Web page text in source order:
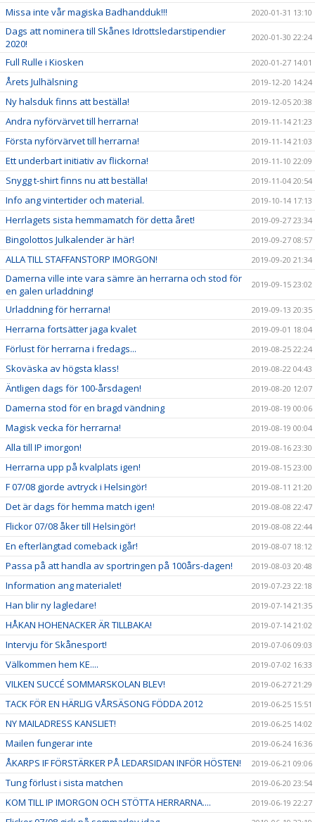
Missa inte vår magiska Badhandduk!!! 2020-01-31 13:10
Dags att nominera till Skånes Idrottsledarstipendier
2020!
2020-01-30 22:24
Full Rulle i Kiosken 2020-01-27 14:01
Årets Julhälsning 2019-12-20 14:24
Ny halsduk finns att beställa! 2019-12-05 20:38
Andra nyförvärvet till herrarna! 2019-11-14 21:23
Första nyförvärvet till herrarna! 2019-11-14 21:03
Ett underbart initiativ av flickorna! 2019-11-10 22:09
Snygg t-shirt finns nu att beställa! 2019-11-04 20:54
Info ang vintertider och material. 2019-10-14 17:13
Herrlagets sista hemmamatch för detta året! 2019-09-27 23:34
Bingolottos Julkalender är här! 2019-09-27 08:57
ALLA TILL STAFFANSTORP IMORGON! 2019-09-20 21:34
Damerna ville inte vara sämre än herrarna och stod för
en galen urladdning!
2019-09-15 23:02
Urladdning för herrarna! 2019-09-13 20:35
Herrarna fortsätter jaga kvalet 2019-09-01 18:04
Förlust för herrarna i fredags... 2019-08-25 22:24
Skoväska av högsta klass! 2019-08-22 04:43
Äntligen dags för 100-årsdagen! 2019-08-20 12:07
Damerna stod för en bragd vändning 2019-08-19 00:06
Magisk vecka för herrarna! 2019-08-19 00:04
Alla till IP imorgon! 2019-08-16 23:30
Herrarna upp på kvalplats igen! 2019-08-15 23:00
F 07/08 gjorde avtryck i Helsingör! 2019-08-11 21:20
Det är dags för hemma match igen! 2019-08-08 22:47
Flickor 07/08 åker till Helsingör! 2019-08-08 22:44
En efterlängtad comeback igår! 2019-08-07 18:12
Passa på att handla av sportringen på 100års-dagen! 2019-08-03 20:48
Information ang materialet! 2019-07-23 22:18
Han blir ny lagledare! 2019-07-14 21:35
HÅKAN HOHENACKER ÄR TILLBAKA! 2019-07-14 21:02
Intervju för Skånesport! 2019-07-06 09:03
Välkommen hem KE.... 2019-07-02 16:33
VILKEN SUCCÉ SOMMARSKOLAN BLEV! 2019-06-27 21:29
TACK FÖR EN HÄRLIG VÅRSÄSONG FÖDDA 2012 2019-06-25 15:51
NY MAILADRESS KANSLIET! 2019-06-25 14:02
Mailen fungerar inte 2019-06-24 16:36
ÅKARPS IF FÖRSTÄRKER PÅ LEDARSIDAN INFÖR HÖSTEN! 2019-06-21 09:06
Tung förlust i sista matchen 2019-06-20 23:54
KOM TILL IP IMORGON OCH STÖTTA HERRARNA.... 2019-06-19 22:27